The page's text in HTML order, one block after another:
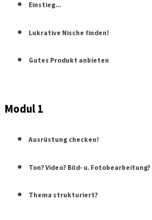
Einstieg...
Lukrative Nische finden!
Gutes Produkt anbieten
Modul 1
Ausrüstung checken!
Ton? Video? Bild- u. Fotobearbeitung?
Thema strukturiert?